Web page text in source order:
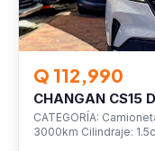
Q 112,990
CHANGAN CS15
CATEGORÍA:
3000km Cilindraje: